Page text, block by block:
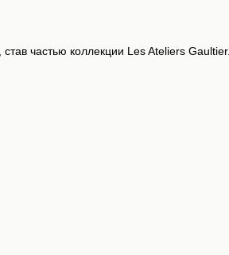
частью коллекции Les Ateliers Gaultier.